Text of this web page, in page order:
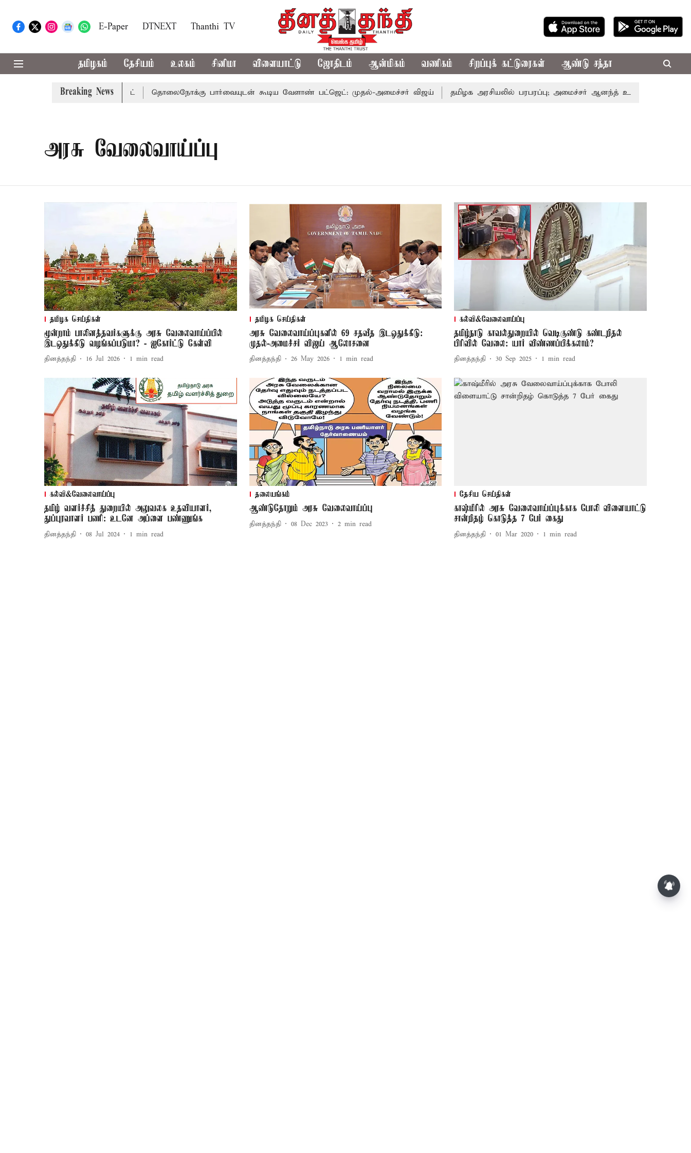
E-Paper DTNEXT Thanthi TV
தமிழகம் தேசியம் உலகம் சினிமா விளையாட்டு ஜோதிடம் ஆன்மிகம் வணிகம் சிறப்புக் கட்டுரைகள் ஆண்டு சந்தா
Breaking News
நீதிமன்றம் பிடிவாராண்ட் தொலைநோக்கு பார்வையுடன் கூடிய வேளாண் பட்ஜெட்: முதல்-அமைச்சர் விஜய் தமிழக அரசியலில் பரபரப்பு; அமைச்சர் ஆனந்த் உடன் சி.வி. சண்முகம்,
அரசு வேலைவாய்ப்பு
தமிழக செய்திகள்
மூன்றாம் பாலினத்தவர்களுக்கு அரசு வேலைவாய்ப்பில்
இடஒதுக்கீடு வழங்கப்படுமா? - ஐகோர்ட்டு கேள்வி
தினத்தந்தி 16 Jul 2026 1 min read
தமிழக செய்திகள்
அரசு வேலைவாய்ப்புகளில் 69 சதவீத இடஒதுக்கீடு:
முதல்-அமைச்சர் விஜய் ஆலோசனை
தினத்தந்தி 26 May 2026 1 min read
கல்வி&வேலைவாய்ப்பு
தமிழ்நாடு காவல்துறையில் வெடிகுண்டு கண்டறிதல்
பிரிவில் வேலை: யார் விண்ணப்பிக்கலாம்?
தினத்தந்தி 30 Sep 2025 1 min read
கல்வி&வேலைவாய்ப்பு
தமிழ் வளர்ச்சித் துறையில் அலுவலக உதவியாளர்,
துப்புரவாளர் பணி: உடனே அப்ளை பண்ணுங்க
தினத்தந்தி 08 Jul 2024 1 min read
தலையங்கம்
ஆண்டுதோறும் அரசு வேலைவாய்ப்பு
தினத்தந்தி 08 Dec 2023 2 min read
தேசிய செய்திகள்
காஷ்மீரில் அரசு வேலைவாய்ப்புக்காக போலி விளையாட்டு
சான்றிதழ் கொடுத்த 7 பேர் கைது
தினத்தந்தி 01 Mar 2020 1 min read